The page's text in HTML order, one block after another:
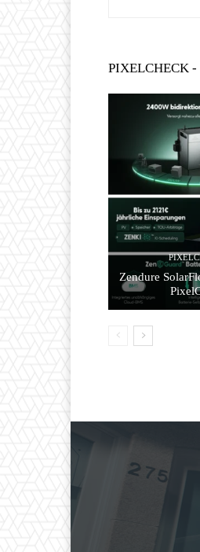
PIXELCHECK -
Zendure